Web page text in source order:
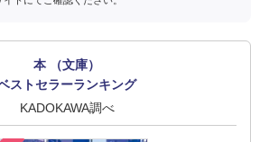
本 （文庫）
ストセラーランキング
KADOKAWA調べ